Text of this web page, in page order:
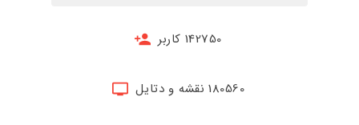
142750 کاربر
180560 نقشه و دتایل